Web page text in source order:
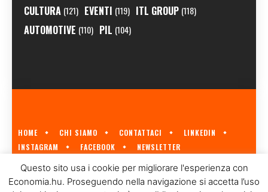
CULTURA (121) EVENTI (119) ITL GROUP (118)
AUTOMOTIVE (110) PIL (104)
HOME CHI SIAMO CONTATTACI
LINKEDIN
INSTAGRAM
FACEBOOK NEWSLETTER
ECONOMIA.HU È IL PRIMO GIORNALE ITALIANO SULL'ECONOMIA UNGHERESE
A CURA DIITL GROUP© 2023
Questo sito usa i cookie per migliorare l'esperienza con
Economia.hu. Proseguendo nella navigazione si accetta l’uso